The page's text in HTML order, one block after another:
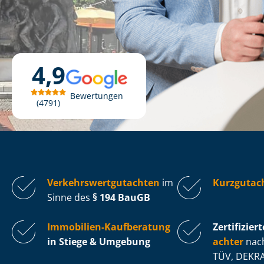
4,9
4791
Bewertungen
Ver­kehrs­wert­gut­ach­ten im
Sinne des § 194 BauGB
Immobilien-Kaufberatung
in Stiege & Umgebung
ach­ter
TÜV,